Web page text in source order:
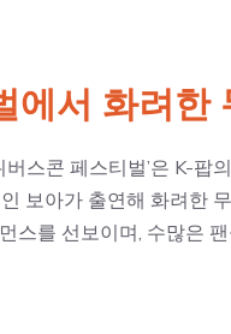
에서 화려한
스콘 페스티벌’은 K-팝
보아가 출연해 화려한
스를 선보이며, 수많은